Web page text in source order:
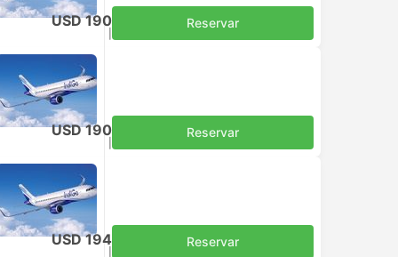
USD 190 Reservar
USD 190 Reservar
USD 194 Reservar